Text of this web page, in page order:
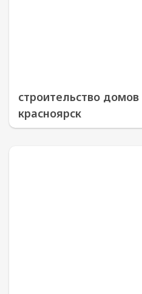
строительство
красноярск